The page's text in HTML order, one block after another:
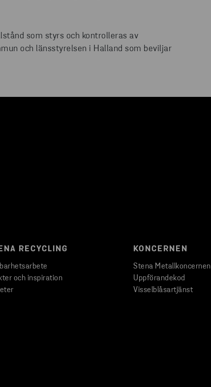
som styrs och kontrolleras av
och länsstyrelsen i Halland som beviljar
RECYCLING
och inspiration
KONCERNEN
Stena Metallkoncernen
Uppförandekod
Visselblåsartjänst